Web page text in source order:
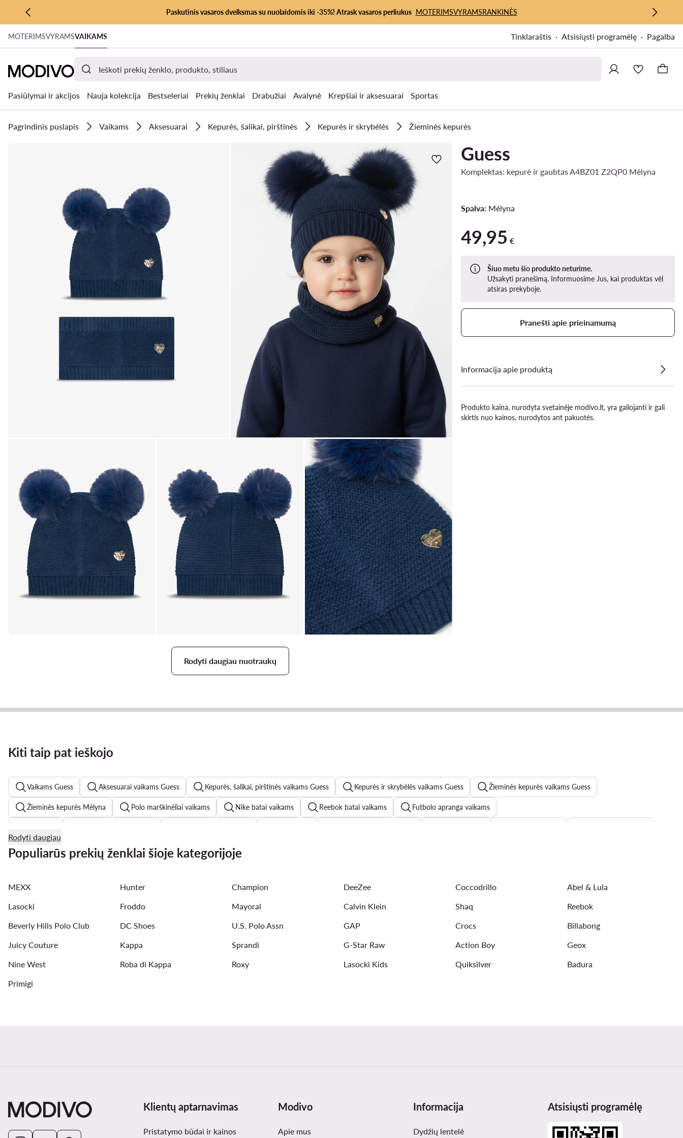
PEREITI PRIE PAGRINDINIO TURINIO
PEREITI Į PAIEŠKĄ
Paskutinis vasaros dvelksmas su nuolaidomis iki -35%! Atrask vasaros perliukus MOTERIMSVYRAMSRANKINĖS
MOTERIMSVYRAMSVAIKAMS Tinklaraštis Atsisiųsti programėlę Pagalba
Pasiūlymai ir akcijos Nauja kolekcija Bestseleriai Prekių ženklai Drabužiai Avalynė Krepšiai ir aksesuarai Sportas
Pagrindinis puslapis Vaikams Aksesuarai Kepurės, šalikai, pirštinės Kepurės ir skrybėlės Žieminės kepurės
Rodyti daugiau nuotraukų
Guess
Komplektas: kepurė ir gaubtas A4BZ01 Z2QP0 Mėlyna
Spalva:Mėlyna
49,95 €
49,95 €
Šiuo metu šio produkto neturime.
Užsakyti pranešimą. Informuosime Jus, kai produktas vėl
atsiras prekyboje.
Pranešti apie prieinamumą
Informacija apie produktą
Produkto kaina, nurodyta svetainėje modivo.lt, yra galiojanti ir gali
skirtis nuo kainos, nurodytos ant pakuotės.
Kiti taip pat ieškojo
Vaikams Guess Aksesuarai vaikams Guess Kepurės, šalikai, pirštinės vaikams Guess Kepurės ir skrybėlės vaikams Guess Žieminės kepurės vaikams Guess
Žieminės kepurės Mėlyna Polo marškinėliai vaikams Nike batai vaikams Reebok batai vaikams Futbolo apranga vaikams
Primigi Mayoral adidas Forum Low vaikams adidas Samba vaikams
Rodyti daugiau
Populiarūs prekių ženklai šioje kategorijoje
MEXX Hunter Champion DeeZee Coccodrillo
Abel & Lula
Lasocki
Froddo Mayoral Calvin Klein Shaq
Reebok
Beverly Hills Polo Club
DC Shoes U.S. Polo Assn GAP Crocs
Billabong
Juicy Couture
Kappa Sprandi G-Star Raw Action Boy
Geox
Nine West
Roba di Kappa Roxy Lasocki Kids Quiksilver
Badura
Primigi
Klientų aptarnavimas
Pristatymo būdai ir kainos
Modivo
Apie mus
Informacija
Dydžių lentelė
Atsisiųsti programėlę